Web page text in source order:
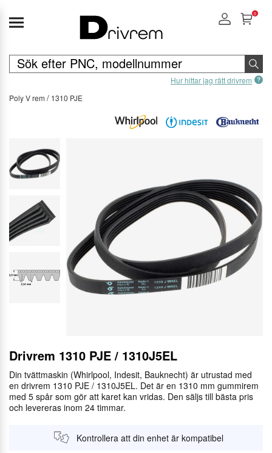
Hur hittar jag rätt drivrem
0
Poly V rem 1310 PJE
Drivrem 1310 PJE / 1310J5EL
Din tvättmaskin (Whirlpool, Indesit, Bauknecht) är utrustad med
en drivrem 1310 PJE / 1310J5EL. Det är en 1310 mm gummirem
med 5 spår som gör att karet kan vridas. Den säljs till bästa pris
och levereras inom 24 timmar.
Kontrollera att din enhet är kompatibel